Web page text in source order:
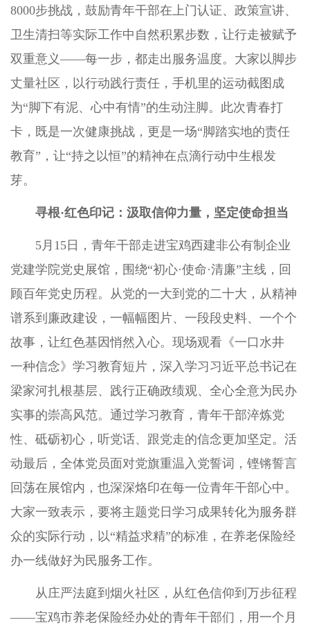
8000步挑战，鼓励青年干部在上门认证、政策宣讲、
卫生清扫等实际工作中自然积累步数，让行走被赋予
双重意义——每一步，都走出服务温度。大家以脚步
丈量社区，以行动践行责任，手机里的运动截图成
为“脚下有泥、心中有情”的生动注脚。此次青春打
卡，既是一次健康挑战，更是一场“脚踏实地的责任
教育”，让“持之以恒”的精神在点滴行动中生根发
芽。
寻根·红色印记：汲取信仰力量，坚定使命担当
5月15日，青年干部走进宝鸡西建非公有制企业
党建学院党史展馆，围绕“初心·使命·清廉”主线，回
顾百年党史历程。从党的一大到党的二十大，从精神
谱系到廉政建设，一幅幅图片、一段段史料、一个个
故事，让红色基因悄然入心。现场观看《一口水井
一种信念》学习教育短片，深入学习习近平总书记在
梁家河扎根基层、践行正确政绩观、全心全意为民办
实事的崇高风范。通过学习教育，青年干部淬炼党
性、砥砺初心，听党话、跟党走的信念更加坚定。活
动最后，全体党员面对党旗重温入党誓词，铿锵誓言
回荡在展馆内，也深深烙印在每一位青年干部心中。
大家一致表示，要将主题党日学习成果转化为服务群
众的实际行动，以“精益求精”的标准，在养老保险经
办一线做好为民服务工作。
从庄严法庭到烟火社区，从红色信仰到万步征程
——宝鸡市养老保险经办处的青年干部们，用一个月